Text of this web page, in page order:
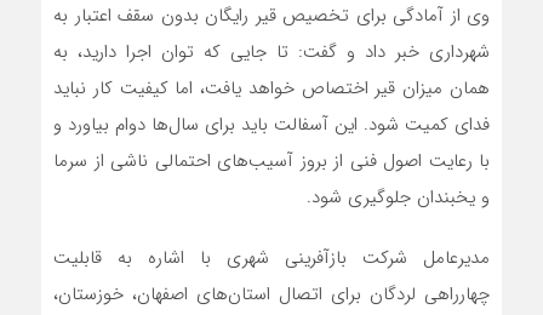
وی از آمادگی برای تخصیص قیر رایگان بدون سقف اعتبار به
شهرداری خبر داد و گفت: تا جایی که توان اجرا دارید، به
همان میزان قیر اختصاص خواهد یافت، اما کیفیت کار نباید
فدای کمیت شود. این آسفالت باید برای سال‌ها دوام بیاورد و
با رعایت اصول فنی از بروز آسیب‌های احتمالی ناشی از سرما
و یخبندان جلوگیری شود.
مدیرعامل شرکت بازآفرینی شهری با اشاره به قابلیت
چهارراهی لردگان برای اتصال استان‌های اصفهان، خوزستان،